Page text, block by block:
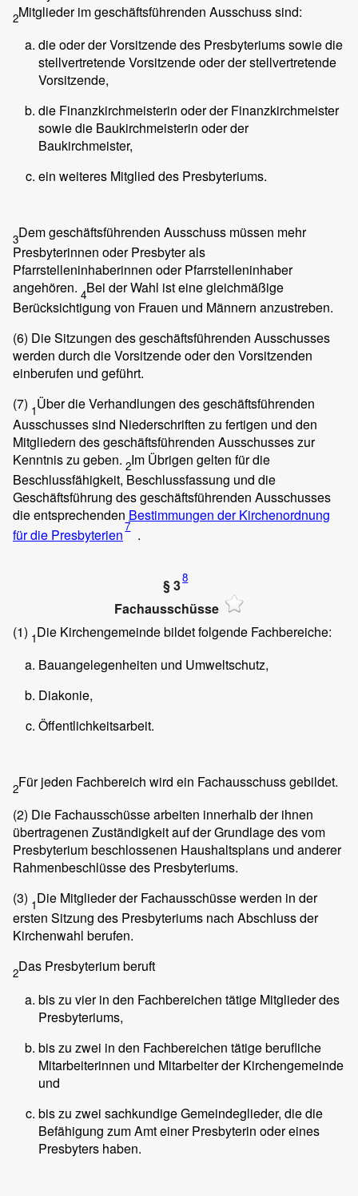
2Mitglieder im geschäftsführenden Ausschuss sind:
die oder der Vorsitzende des Presbyteriums sowie die
stellvertretende Vorsitzende oder der stellvertretende
Vorsitzende,
die Finanzkirchmeisterin oder der Finanzkirchmeister
sowie die Baukirchmeisterin oder der
Baukirchmeister,
ein weiteres Mitglied des Presbyteriums.
3Dem geschäftsführenden Ausschuss müssen mehr
Presbyterinnen oder Presbyter als
Pfarrstelleninhaberinnen oder Pfarrstelleninhaber
angehören. 4Bei der Wahl ist eine gleichmäßige
Berücksichtigung von Frauen und Männern anzustreben.
(6) Die Sitzungen des geschäftsführenden Ausschusses
werden durch die Vorsitzende oder den Vorsitzenden
einberufen und geführt.
(7) 1Über die Verhandlungen des geschäftsführenden
Ausschusses sind Niederschriften zu fertigen und den
Mitgliedern des geschäftsführenden Ausschusses zur
Kenntnis zu geben. 2Im Übrigen gelten für die
Beschlussfähigkeit, Beschlussfassung und die
Geschäftsführung des geschäftsführenden Ausschusses
die entsprechenden Bestimmungen der Kirchenordnung
für die Presbyterien7 .
§ 38
Fachausschüsse
(1) 1Die Kirchengemeinde bildet folgende Fachbereiche:
Bauangelegenheiten und Umweltschutz,
Diakonie,
Öffentlichkeitsarbeit.
2Für jeden Fachbereich wird ein Fachausschuss gebildet.
(2) Die Fachausschüsse arbeiten innerhalb der ihnen
übertragenen Zuständigkeit auf der Grundlage des vom
Presbyterium beschlossenen Haushaltsplans und anderer
Rahmenbeschlüsse des Presbyteriums.
(3) 1Die Mitglieder der Fachausschüsse werden in der
ersten Sitzung des Presbyteriums nach Abschluss der
Kirchenwahl berufen.
2Das Presbyterium beruft
bis zu vier in den Fachbereichen tätige Mitglieder des
Presbyteriums,
bis zu zwei in den Fachbereichen tätige berufliche
Mitarbeiterinnen und Mitarbeiter der Kirchengemeinde
und
bis zu zwei sachkundige Gemeindeglieder, die die
Befähigung zum Amt einer Presbyterin oder eines
Presbyters haben.